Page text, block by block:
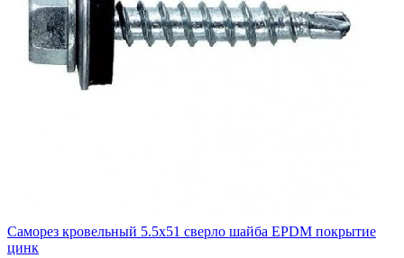
Саморез кровельный 5.5х51 сверло шайба EPDM покрытие
цинк